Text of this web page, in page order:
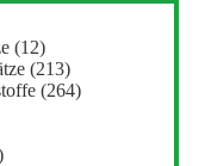
(12)
(213)
(264)